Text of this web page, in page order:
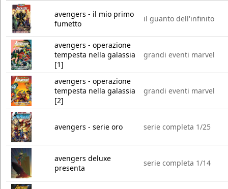
avengers - il mio primo
fumetto
il guanto dell'infinito
avengers - operazione
tempesta nella galassia
[1]
grandi eventi marvel
avengers - operazione
tempesta nella galassia
[2]
grandi eventi marvel
avengers - serie oro serie completa 1/25
avengers deluxe
presenta
serie completa 1/14